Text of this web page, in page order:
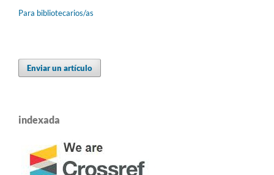
Para bibliotecarios/as
Enviar un artículo
indexada